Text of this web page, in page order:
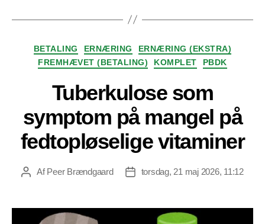
Kategorier
BETALING ERNÆRING
ERNÆRING (EKSTRA)
FREMHÆVET (BETALING)
KOMPLET PBDK
Tuberkulose som
symptom på mangel på
fedtopløselige vitaminer
Indlægsforfatter
AfPeer Brændgaard Indlægsdato
torsdag, 21 maj 2026, 11:12